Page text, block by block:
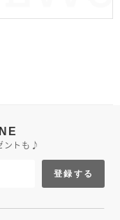
ントも♪
登録する